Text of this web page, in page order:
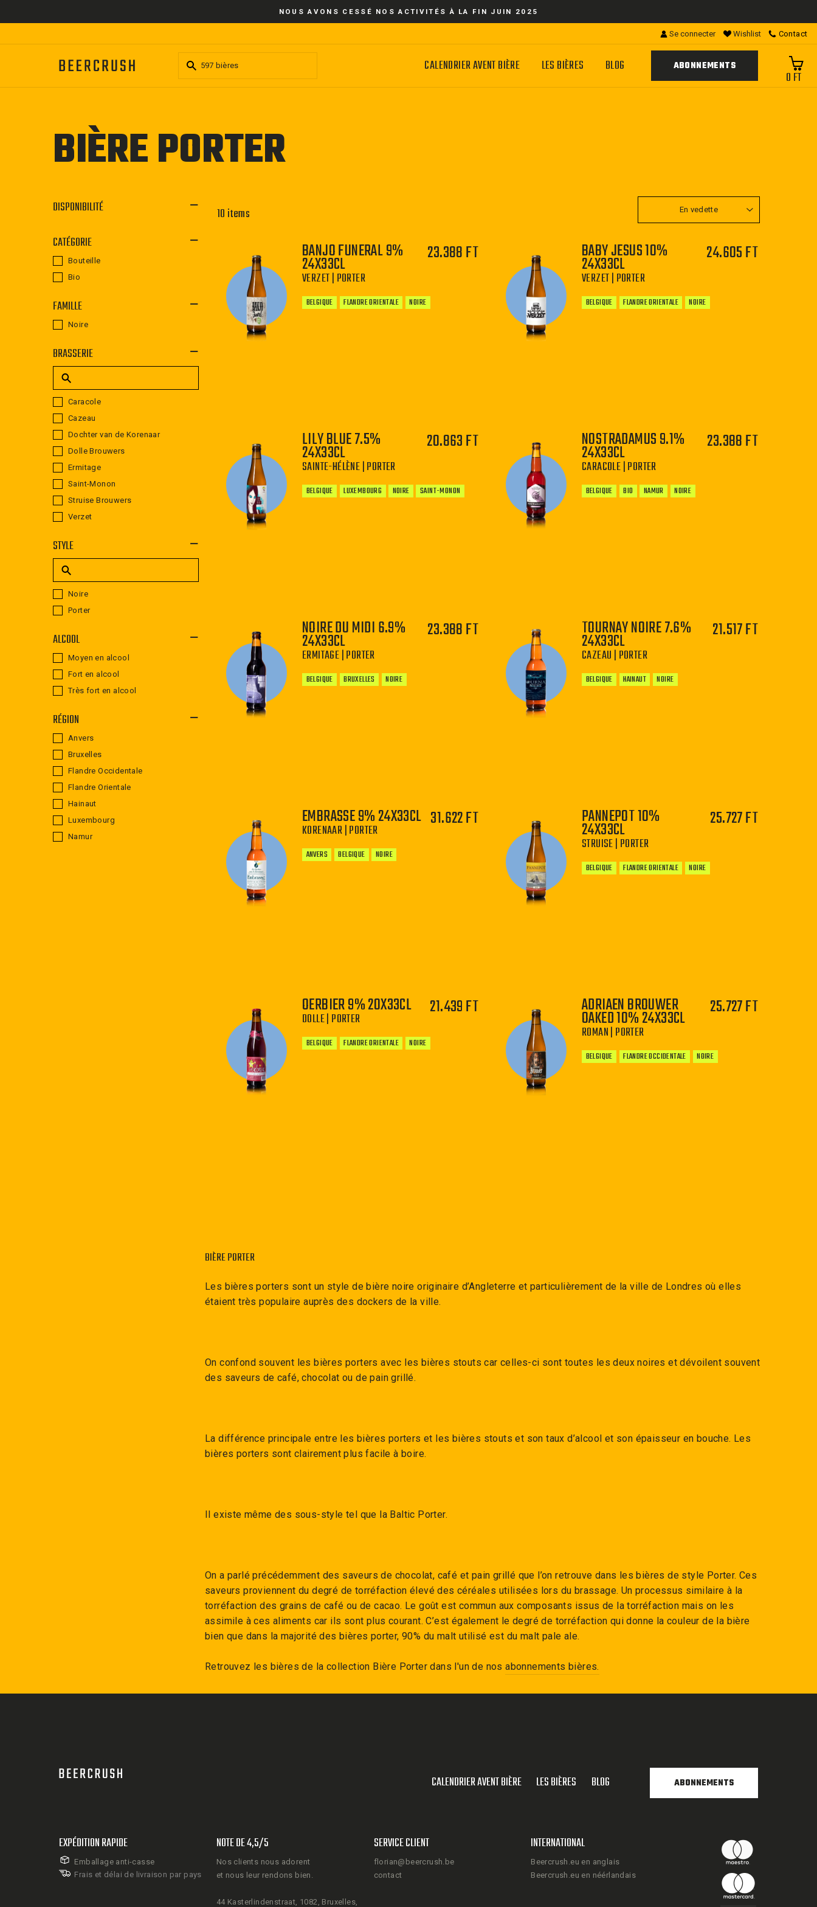
au
NOUS AVONS CESSÉ NOS ACTIVITÉS À LA FIN JUIN 2025
Se connecter Wishlist Contact
CALENDRIER AVENT BIÈRE LES BIÈRES BLOG ABONNEMENTS
0 FT
BIÈRE PORTER
DISPONIBILITÉ
CATÉGORIE
Bouteille
Bio
FAMILLE
Noire
BRASSERIE
Caracole
Cazeau
Dochter van de Korenaar
Dolle Brouwers
Ermitage
Saint-Monon
Struise Brouwers
Verzet
STYLE
Noire
Porter
ALCOOL
Moyen en alcool
Fort en alcool
Très fort en alcool
RÉGION
Anvers
Bruxelles
Flandre Occidentale
Flandre Orientale
Hainaut
Luxembourg
Namur
10 items
BANJO FUNERAL 9%
24X33CL
VERZET | PORTER
23.388 FT
BELGIQUE FLANDRE ORIENTALE NOIRE
BABY JESUS 10%
24X33CL
VERZET | PORTER
24.605 FT
BELGIQUE FLANDRE ORIENTALE NOIRE
LILY BLUE 7.5%
24X33CL
SAINTE-HÉLÈNE | PORTER
20.863 FT
BELGIQUE LUXEMBOURG NOIRE SAINT-MONON
NOSTRADAMUS 9.1%
24X33CL
CARACOLE | PORTER
23.388 FT
BELGIQUE BIO NAMUR NOIRE
NOIRE DU MIDI 6.9%
24X33CL
ERMITAGE | PORTER
23.388 FT
BELGIQUE BRUXELLES NOIRE
TOURNAY NOIRE 7.6%
24X33CL
CAZEAU | PORTER
21.517 FT
BELGIQUE HAINAUT NOIRE
EMBRASSE 9% 24X33CL
KORENAAR | PORTER
31.622 FT
ANVERS BELGIQUE NOIRE
PANNEPOT 10%
24X33CL
STRUISE | PORTER
25.727 FT
BELGIQUE FLANDRE ORIENTALE NOIRE
OERBIER 9% 20X33CL
DOLLE | PORTER
21.439 FT
BELGIQUE FLANDRE ORIENTALE NOIRE
ADRIAEN BROUWER
OAKED 10% 24X33CL
ROMAN | PORTER
25.727 FT
BELGIQUE FLANDRE OCCIDENTALE NOIRE
BIÈRE PORTER
Les bières porters sont un style de bière noire originaire d’Angleterre et particulièrement de la ville de Londres où elles
étaient très populaire auprès des dockers de la ville.
On confond souvent les bières porters avec les bières stouts car celles-ci sont toutes les deux noires et dévoilent souvent
des saveurs de café, chocolat ou de pain grillé.
La différence principale entre les bières porters et les bières stouts et son taux d’alcool et son épaisseur en bouche. Les
bières porters sont clairement plus facile à boire.
Il existe même des sous-style tel que la Baltic Porter.
On a parlé précédemment des saveurs de chocolat, café et pain grillé que l’on retrouve dans les bières de style Porter. Ces
saveurs proviennent du degré de torréfaction élevé des céréales utilisées lors du brassage. Un processus similaire à la
torréfaction des grains de café ou de cacao. Le goût est commun aux composants issus de la torréfaction mais on les
assimile à ces aliments car ils sont plus courant. C’est également le degré de torréfaction qui donne la couleur de la bière
bien que dans la majorité des bières porter, 90% du malt utilisé est du malt pale ale.
Retrouvez les bières de la collection Bière Porterdans l'un de nosabonnements bières.
CALENDRIER AVENT BIÈRE LES BIÈRES BLOG ABONNEMENTS
EXPÉDITION RAPIDE
Emballage anti-casse
Frais et délai de livraison par pays
NOTE DE 4,5/5
Nos clients nous adorent
et nous leur rendons bien.
44 Kasterlindenstraat, 1082, Bruxelles,
SERVICE CLIENT
florian@beercrush.be
contact
INTERNATIONAL
Beercrush.eu en anglais
Beercrush.eu en néérlandais